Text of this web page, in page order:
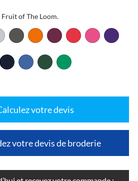
Fruit of The Loom.
votre devis
votre devis de broderie